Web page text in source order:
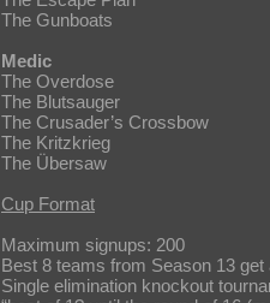
The Gunboats
Medic
The Overdose
The Blutsauger
The Crusader’s Crossbow
The Kritzkrieg
The Übersaw
Cup Format
Maximum signups: 200
Best 8 teams from Season 13 get
Single elimination knockout